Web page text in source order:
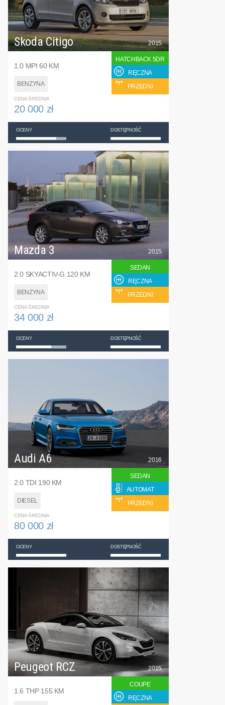
Skoda Citigo
1.0 MPI 60 KM
BENZYNA
2015
HATCHBACK 5DR
RĘCZNA
PRZEDNI
CENA ŚREDNIA
20 000 zł
OCENY DOSTĘPNOŚĆ
Mazda 3
2.0 SKYACTIV-G 120 KM
BENZYNA
2015
SEDAN
RĘCZNA
PRZEDNI
CENA ŚREDNIA
34 000 zł
OCENY DOSTĘPNOŚĆ
Audi A6
2.0 TDI 190 KM
DIESEL
2016
SEDAN
AUTOMAT
PRZEDNI
CENA ŚREDNIA
80 000 zł
OCENY DOSTĘPNOŚĆ
Peugeot RCZ
1.6 THP 155 KM
2015
COUPE
RĘCZNA